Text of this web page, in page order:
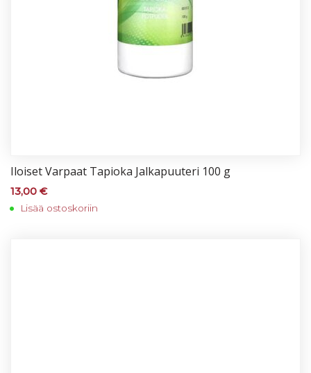
Iloi­set Var­paat Ta­pio­ka Jal­ka­puu­te­ri 100 g
13,00 €
Lisää ostoskoriin